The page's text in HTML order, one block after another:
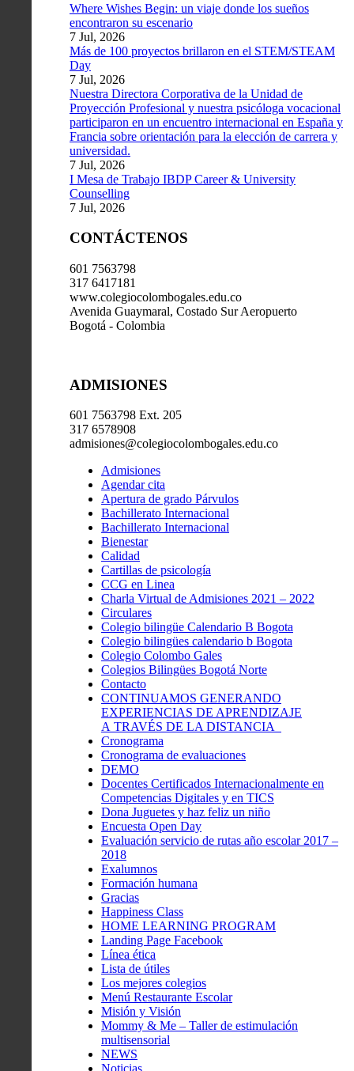
Where Wishes Begin: un viaje donde los sueños
encontraron su escenario
7 Jul, 2026
Más de 100 proyectos brillaron en el STEM/STEAM
Day
7 Jul, 2026
Nuestra Directora Corporativa de la Unidad de
Proyección Profesional y nuestra psicóloga vocacional
participaron en un encuentro internacional en España y
Francia sobre orientación para la elección de carrera y
universidad.
7 Jul, 2026
I Mesa de Trabajo IBDP Career & University
Counselling
7 Jul, 2026
CONTÁCTENOS
601 7563798
317 6417181
www.colegiocolombogales.edu.co
Avenida Guaymaral, Costado Sur Aeropuerto
Bogotá - Colombia
ADMISIONES
601 7563798 Ext. 205
317 6578908
admisiones@colegiocolombogales.edu.co
Admisiones
Agendar cita
Apertura de grado Párvulos
Bachillerato Internacional
Bachillerato Internacional
Bienestar
Calidad
Cartillas de psicología
CCG en Linea
Charla Virtual de Admisiones 2021 – 2022
Circulares
Colegio bilingüe Calendario B Bogota
Colegio bilingües calendario b Bogota
Colegio Colombo Gales
Colegios Bilingües Bogotá Norte
Contacto
CONTINUAMOS GENERANDO
EXPERIENCIAS DE APRENDIZAJE
A TRAVÉS DE LA DISTANCIA
Cronograma
Cronograma de evaluaciones
DEMO
Docentes Certificados Internacionalmente en
Competencias Digitales y en TICS
Dona Juguetes y haz feliz un niño
Encuesta Open Day
Evaluación servicio de rutas año escolar 2017 –
2018
Exalumnos
Formación humana
Gracias
Happiness Class
HOME LEARNING PROGRAM
Landing Page Facebook
Línea ética
Lista de útiles
Los mejores colegios
Menú Restaurante Escolar
Misión y Visión
Mommy & Me – Taller de estimulación
multisensorial
NEWS